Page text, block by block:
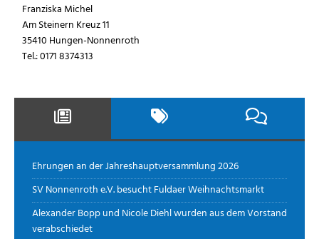
Franziska Michel
Am Steinern Kreuz 11
35410 Hungen-Nonnenroth
Tel.: 0171 8374313
Ehrungen an der Jahreshauptversammlung 2026
SV Nonnenroth e.V. besucht Fuldaer Weihnachtsmarkt
Alexander Bopp und Nicole Diehl wurden aus dem Vorstand
verabschiedet